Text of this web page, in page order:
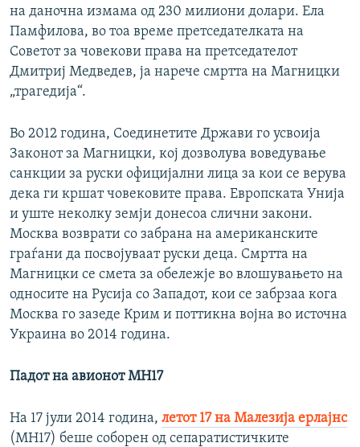
на даночна измама од 230 милиони долари. Ела
Памфилова, во тоа време претседателката на
Советот за човекови права на претседателот
Дмитриј Медведев, ја нарече смртта на Магницки
„трагедија“.
Во 2012 година, Соединетите Држави го усвоија
Законот за Магницки, кој дозволува воведување
санкции за руски официјални лица за кои се верува
дека ги кршат човековите права. Европската Унија
и уште неколку земји донесоа слични закони.
Москва возврати со забрана на американските
граѓани да посвојуваат руски деца. Смртта на
Магницки се смета за обележје во влошувањето на
односите на Русија со Западот, кои се забрзаа кога
Москва го зазеде Крим и поттикна војна во источна
Украина во 2014 година.
Падот на авионот MH17
На 17 јули 2014 година, летот 17 на Малезија ерлајнс
(MH17) беше соборен од сепаратистичките